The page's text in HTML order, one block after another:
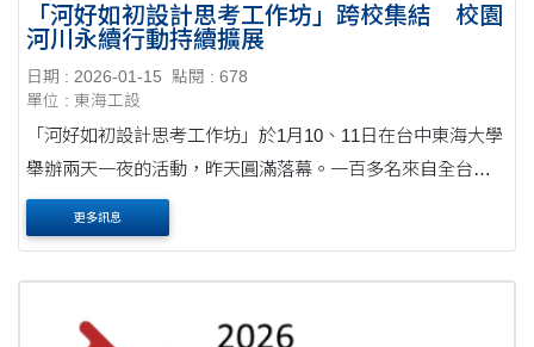
「河好如初設計思考工作坊」跨校集結 校園
河川永續行動持續擴展
日期 : 2026-01-15
點閱 : 678
單位 : 東海工設
「河好如初設計思考工作坊」於1月10、11日在台中東海大學
舉辦兩天一夜的活動，昨天圓滿落幕。一百多名來自全台各
校的中學及大學生，透過設計思考方式為台灣的河川問題尋
求最佳解方，學生們幾乎徹夜不眠，但活動結束時....
更多訊息